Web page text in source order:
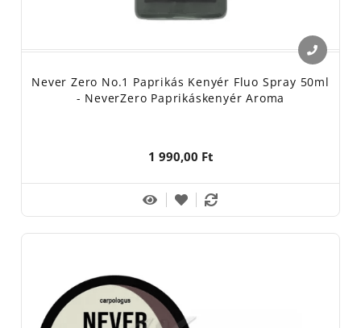
Never Zero No.1 Paprikás Kenyér Fluo Spray 50ml
- NeverZero Paprikáskenyér Aroma
1 990,00 Ft